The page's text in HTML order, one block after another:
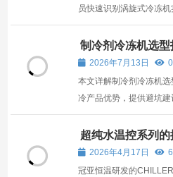
员快速识别涡旋式冷冻
框架。
制冷剂冷冻机选
品更可靠？
2026年7月13日
0
本文详解制冷剂冷冻机
冷产品优势，提供避坑
科学决策。
超纯水温控系列
些？2026年4月17日
冠亚恒温研发的